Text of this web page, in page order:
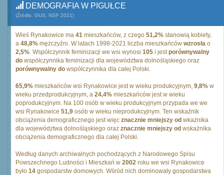
DEMOGRAFIA W PIGUŁCE
(Źródło: GUS, NSP 2021)
Wieś Rynakowice ma 41 mieszkańców, z czego 51,2% stanowią kobiety,
a 48,8% mężczyźni. W latach 1998-2021 liczba mieszkańców wzrosła o
2,5%. Współczynnik feminizacji we wsi wynosi 105 i jestporównywalny
do współczynnika feminizacji dla województwa dolnośląskiego oraz
porównywalny do współczynnika dla całej Polski.
65,9% mieszkańców wsi Rynakowice jest w wieku produkcyjnym, 9,8% w
wieku przedprodukcyjnym, a 24,4% mieszkańców jest w wieku
poprodukcyjnym. Na 100 osób w wieku produkcyjnym przypada we we
wsi Rynakowice 51,9 osób w wieku nieprodukcyjnym. Ten wskaźnik
obciążenia demograficznego jest więc znacznie mniejszy od wkażnika
dla województwa dolnośląskiego oraz znacznie mniejszy od wskażnika
obciążenia demograficznego dla całej Polski.
Według danych archiwalnych pochodzących z Narodowego Spisu
Powszechnego Ludności i Mieszkań w 2002 roku we wsi Rynakowice
było 14 gospodarstw domowych. Wśród nich dominowały gospodarstwa